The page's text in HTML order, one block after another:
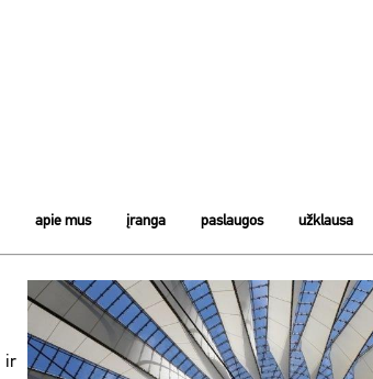
apie mus įranga paslaugos užklausa
ir